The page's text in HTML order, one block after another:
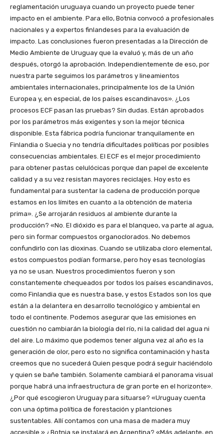
reglamentación uruguaya cuando un proyecto puede tener
impacto en el ambiente. Para ello, Botnia convocó a profesionales
nacionales y a expertos finlandeses para la evaluación de
impacto. Las conclusiones fueron presentadas a la Dirección de
Medio Ambiente de Uruguay que la evaluó y, más de un año
después, otorgó la aprobación. Independientemente de eso, por
nuestra parte seguimos los parámetros y lineamientos
ambientales internacionales, principalmente los de la Unión
Europea y, en especial, de los países escandinavos». ¿Los
procesos ECF pasan las pruebas? Sin dudas. Están aprobados
por los parámetros más exigentes y son la mejor técnica
disponible. Esta fábrica podría funcionar tranquilamente en
Finlandia o Suecia y no tendría dificultades políticas por posibles
consecuencias ambientales. El ECF es el mejor procedimiento
para obtener pastas celulócicas porque dan papel de excelente
calidad y a su vez resistan mayores reciclajes. Hoy esto es
fundamental para sustentar la cadena de producción porque
estamos en los límites en cuanto a la obtención de materia
prima». ¿Se arrojarán residuos al ambiente durante la
producción? «No. El dióxido es para el blanqueo, va parte al agua,
pero sin formar compuestos organoclorados. No debemos
confundirlo con las dioxinas. Cuando se utilizaba cloro elemental,
estos compuestos podían formarse, pero hoy esas tecnologías
ya no se usan. Nuestros procedimientos fueron y son
constantemente chequeados por todos los países escandinavos,
como Finlandia que es nuestra base, y estos Estados son los que
están a la delantera en desarrollo tecnológico y ambiental en
todo el continente. Podemos asegurar que las emisiones en
cuestión no cambiarán la biología del río, ni la calidad del agua ni
del aire. Lo máximo que podemos tener alguna vez al año es la
generación de olor, pero esto no significa contaminación y hasta
creemos que no sucederá Quien pesque podrá seguir haciéndolo
y quien se bañe también. Solamente cambiará el panorama visual
porque habrá una infraestructura de gran porte en el horizonte».
¿Por qué escogieron Uruguay para situarse? «Uruguay cuenta
con una óptima política de forestación y plantciones
sustentables. Allí contamos con una masa de madera muy
accesible.» ¿Botnia se instalará en Argentina? «Más adelante, en